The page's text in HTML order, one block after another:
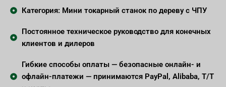
Категория: Мини токарный станок по дереву с ЧПУ
Постоянное техническое руководство для конечных
клиентов и дилеров
Гибкие способы оплаты — безопасные онлайн- и
офлайн-платежи — принимаются PayPal, Alibaba, T/T